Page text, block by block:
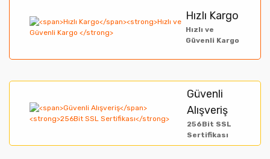
Ürün resmi kalitesiz, bozuk veya görüntülenemiyor.
Bu ürüne benzer farklı alternatifler olmalı.
Hızlı Kargo
Hızlı ve
Güvenli Kargo
Güvenli
Alışveriş
256Bit SSL
Sertifikası